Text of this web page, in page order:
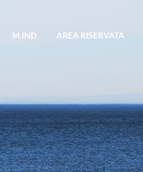
M.IND AREA RISERVATA